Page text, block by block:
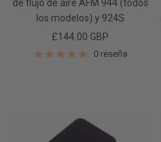
de flujo de aire AFM 944 (todos
los modelos) y 924S
Precio
de
£144.00 GBP
0 reseña